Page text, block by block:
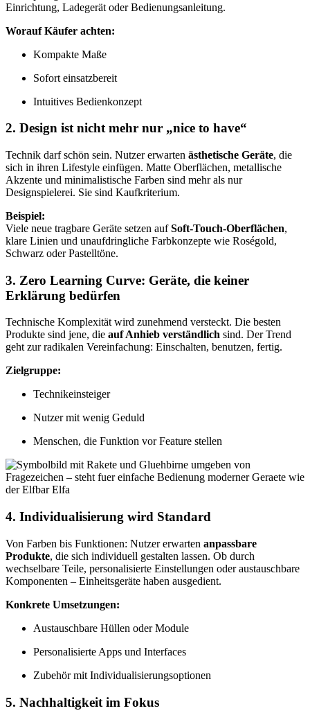
Einrichtung, Ladegerät oder Bedienungsanleitung.
Worauf Käufer achten:
Kompakte Maße
Sofort einsatzbereit
Intuitives Bedienkonzept
2. Design ist nicht mehr nur „nice to have“
Technik darf schön sein. Nutzer erwarten ästhetische Geräte, die
sich in ihren Lifestyle einfügen. Matte Oberflächen, metallische
Akzente und minimalistische Farben sind mehr als nur
Designspielerei. Sie sind Kaufkriterium.
Beispiel:
Viele neue tragbare Geräte setzen aufSoft-Touch-Oberflächen,
klare Linien und unaufdringliche Farbkonzepte wie Roségold,
Schwarz oder Pastelltöne.
3. Zero Learning Curve: Geräte, die keiner
Erklärung bedürfen
Technische Komplexität wird zunehmend versteckt. Die besten
Produkte sind jene, die auf Anhieb verständlich sind. Der Trend
geht zur radikalen Vereinfachung: Einschalten, benutzen, fertig.
Zielgruppe:
Technikeinsteiger
Nutzer mit wenig Geduld
Menschen, die Funktion vor Feature stellen
4. Individualisierung wird Standard
Von Farben bis Funktionen: Nutzer erwarten anpassbare
Produkte, die sich individuell gestalten lassen. Ob durch
wechselbare Teile, personalisierte Einstellungen oder austauschbare
Komponenten – Einheitsgeräte haben ausgedient.
Konkrete Umsetzungen:
Austauschbare Hüllen oder Module
Personalisierte Apps und Interfaces
Zubehör mit Individualisierungsoptionen
5. Nachhaltigkeit im Fokus